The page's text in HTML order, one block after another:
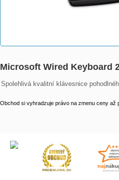
Microsoft Wired Keyboard
Spolehlivá kvalitní klávesnice
Obchod si vyhradzuje právo na zmenu ceny až